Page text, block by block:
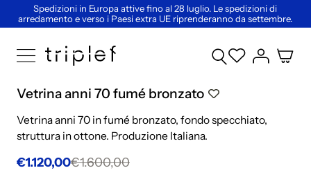
Spedizioni in Europa attive fino al 28 luglio. Le spedizioni di
arredamento e verso i Paesi extra UE riprenderanno da settembre.
Vetrina anni 70 fumé bronzato
Vetrina anni 70 in fumé bronzato, fondo specchiato,
struttura in ottone. Produzione Italiana.
€1.120,00€1.600,00